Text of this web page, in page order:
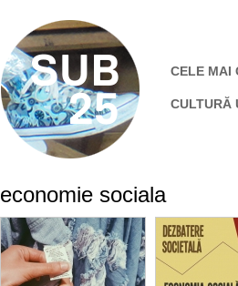
CELE MAI
CULTURĂ
economie sociala